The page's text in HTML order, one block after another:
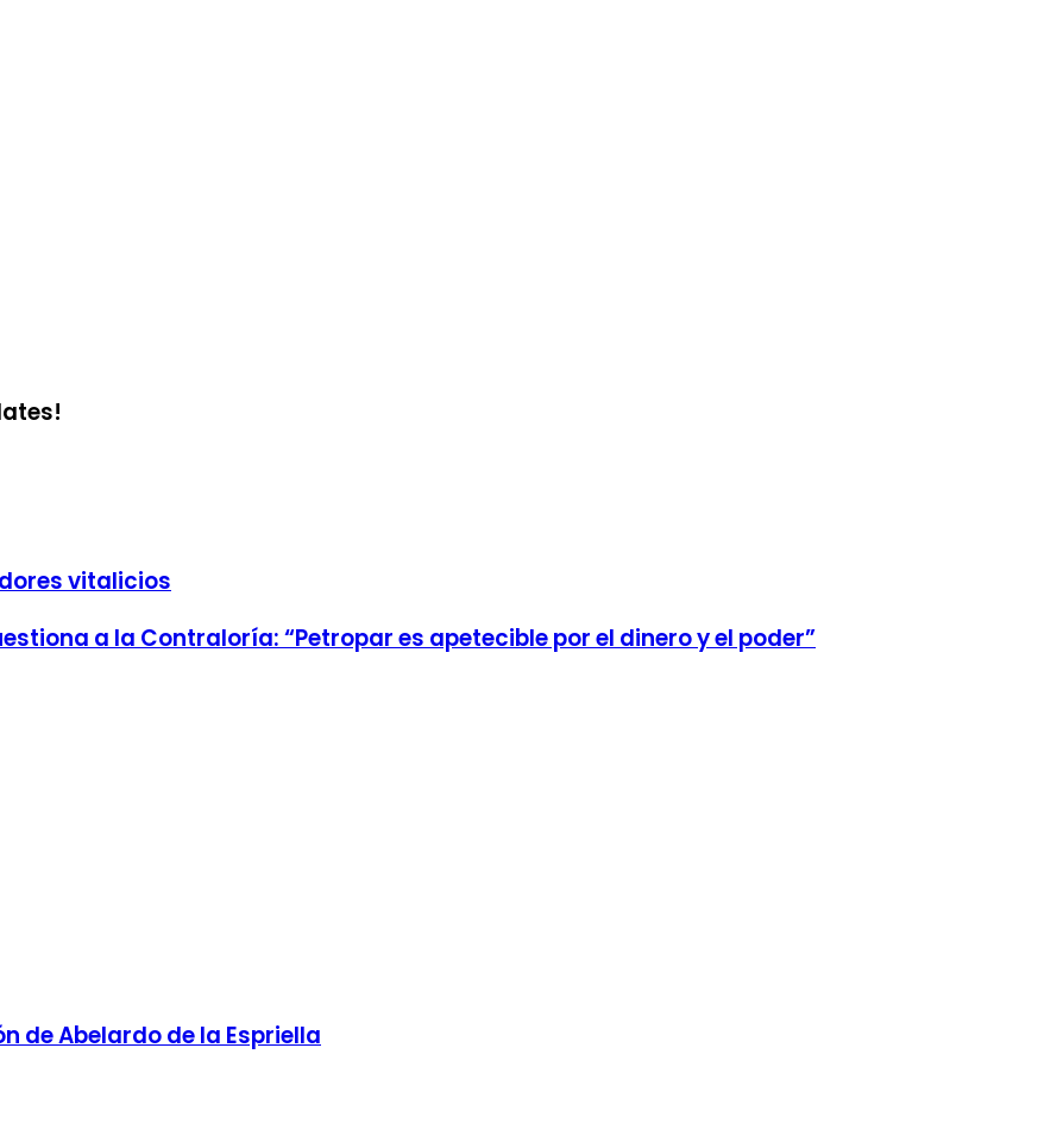
vitalicios
a la Contraloría: “Petropar es apetecible por el dinero y el poder”
de Abelardo de la Espriella